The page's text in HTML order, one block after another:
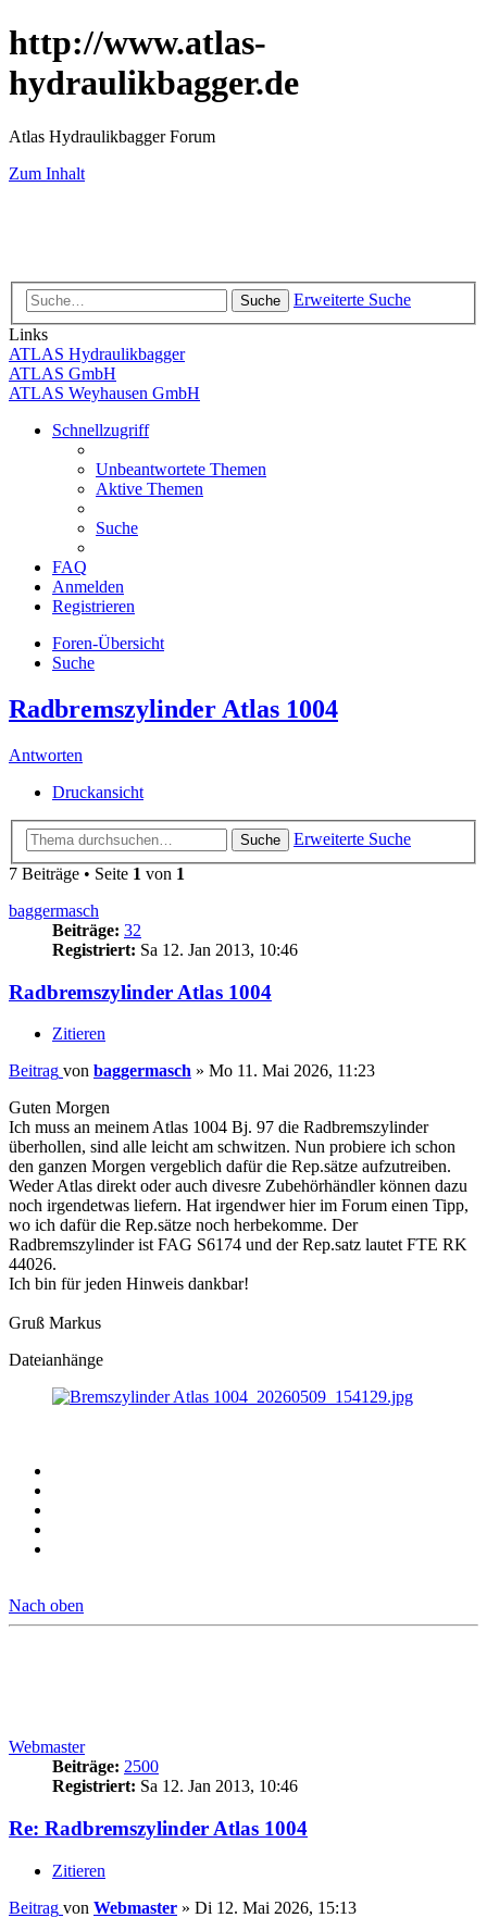
http://www.atlas-
hydraulikbagger.de
Atlas Hydraulikbagger Forum
Zum Inhalt
Suche
Erweiterte Suche
Links
ATLAS Hydraulikbagger
ATLAS GmbH
ATLAS Weyhausen GmbH
Schnellzugriff
Unbeantwortete Themen
Aktive Themen
Suche
FAQ
Anmelden
Registrieren
Foren-Übersicht
Suche
Radbremszylinder Atlas 1004
Antworten
Druckansicht
Suche
Erweiterte Suche
7 Beiträge • Seite 1 von 1
baggermasch
Beiträge: 32
Registriert: Sa 12. Jan 2013, 10:46
Radbremszylinder Atlas 1004
Zitieren
Beitrag von baggermasch » Mo 11. Mai 2026, 11:23
Guten Morgen
Ich muss an meinem Atlas 1004 Bj. 97 die Radbremszylinder
überhollen, sind alle leicht am schwitzen. Nun probiere ich schon
den ganzen Morgen vergeblich dafür die Rep.sätze aufzutreiben.
Weder Atlas direkt oder auch divesre Zubehörhändler können dazu
noch irgendetwas liefern. Hat irgendwer hier im Forum einen Tipp,
wo ich dafür die Rep.sätze noch herbekomme. Der
Radbremszylinder ist FAG S6174 und der Rep.satz lautet FTE RK
44026.
Ich bin für jeden Hinweis dankbar!
Gruß Markus
Dateianhänge
Nach oben
Webmaster
Beiträge: 2500
Registriert: Sa 12. Jan 2013, 10:46
Re: Radbremszylinder Atlas 1004
Zitieren
Beitrag von Webmaster » Di 12. Mai 2026, 15:13